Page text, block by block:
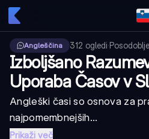
Angleščina 312 ogledi·
Izboljšano
Uporaba Časov v
Angleški časi so osnova za
najpomembnejših...
Prikaži več